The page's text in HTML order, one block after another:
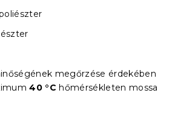
megőrzése érdekében
40 °C hőmérsékleten mossa